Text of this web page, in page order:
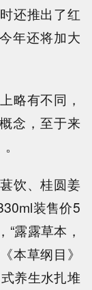
还推出了红
年还将加大
略有不同，
念，至于来
饮、桂圆姜
装售价5
露露草本，
本草纲目》
养生水扎堆